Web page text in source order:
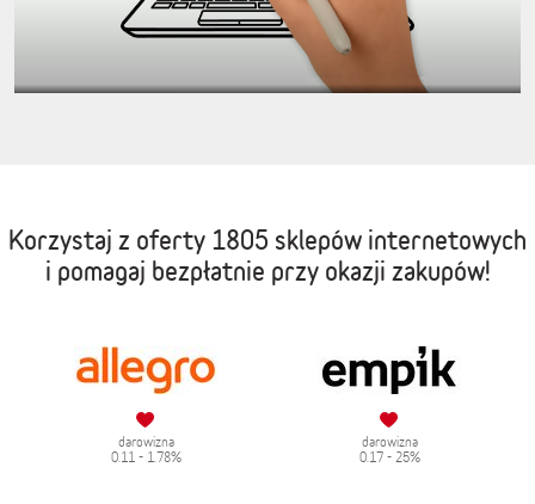
Korzystaj z oferty 1805 sklepów internetowych
i pomagaj bezpłatnie przy okazji zakupów!
darowizna
0.11 - 1.78%
darowizna
0.17 - 25%